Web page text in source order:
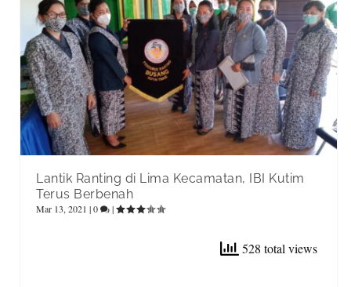
Lantik Ranting di Lima Kecamatan, IBI Kutim
Terus Berbenah
Mar 13, 2021 |0 |
528 total views